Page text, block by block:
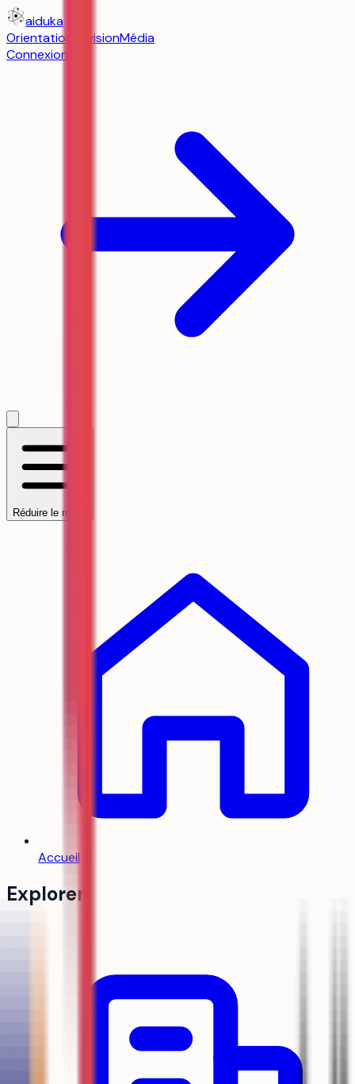
aiduka
Orientation
RévisionMédia
Connexion
Réduire le menu
Accueil
Explorer